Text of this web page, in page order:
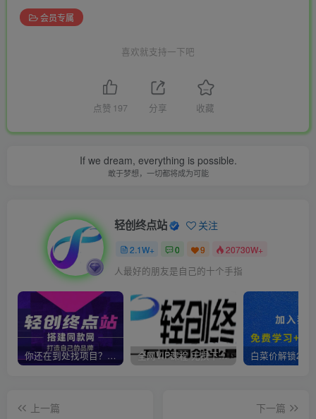
会员专属
喜欢就支持一下吧
点赞 197 分享 收藏
If we dream, everything is possible.
敢于梦想，一切都将成为可能
轻创终点站 关注
2.1W+ 0 9 20730W+
人最好的朋友是自己的十个手指
你还在到处找项目？还在当韭菜？我靠卖项目一个月收入5万+，曾经我也是个失败者。 全网VIP课程 无损下载~
上一篇
下一篇